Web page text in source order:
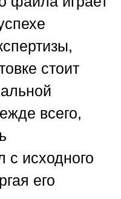
стоит
всего,
с исходного
его